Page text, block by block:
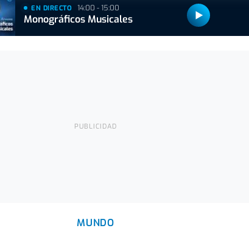
EN DIRECTO 14:00 - 15:00
Monográficos Musicales
MUNDO